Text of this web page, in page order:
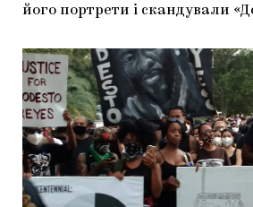
його портрети і скандували